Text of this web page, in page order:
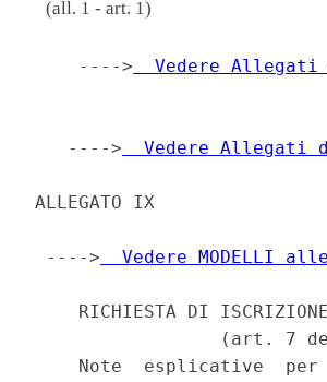
(all. 1 - art. 1)
    ---->
Vedere
   ---->
Vedere Allegati
ALLEGATO IX
---->
Vedere MODELLI
RICHIESTA DI
(art. 7
Note  esplicative